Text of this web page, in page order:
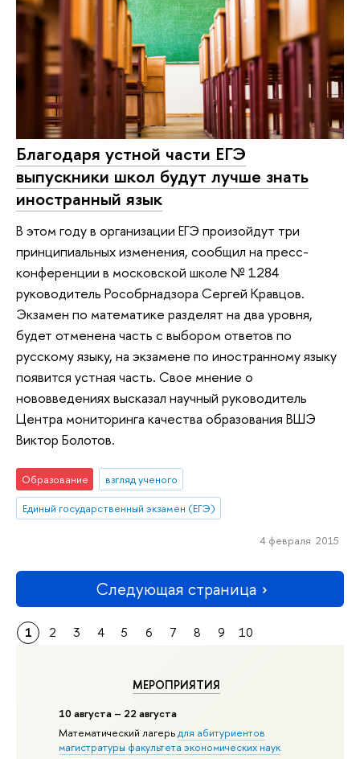
МЕРОПРИЯТИЯ
10 августа – 22 августа
Математический лагерьдля абитуриентов
магистратуры факультета экономических наук
Благодаря устной части ЕГЭ
выпускники школ будут лучше знать
иностранный язык
В этом году в организации ЕГЭ произойдут три
принципиальных изменения, сообщил на пресс-
конференции в московской школе № 1284
руководитель Рособрнадзора Сергей Кравцов.
Экзамен по математике разделят на два уровня,
будет отменена часть с выбором ответов по
русскому языку, на экзамене по иностранному языку
появится устная часть. Свое мнение о
нововведениях высказал научный руководитель
Центра мониторинга качества образования ВШЭ
Виктор Болотов.
Образование
взгляд ученого
Единый государственный экзамен (ЕГЭ)
4 февраля 2015
Следующая страница
1 2 3 4 5 6 7 8 9 10